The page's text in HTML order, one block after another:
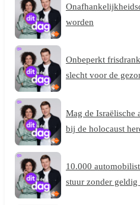
worden
Onbeperkt
slecht voor de
Mag de Israëlische
bij de holocaust
10.000
stuur zonder